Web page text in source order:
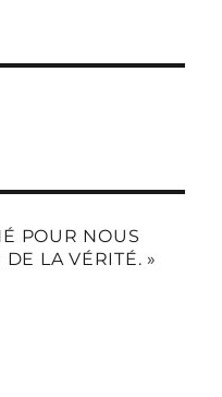
POUR NOUS
LA VÉRITÉ. »